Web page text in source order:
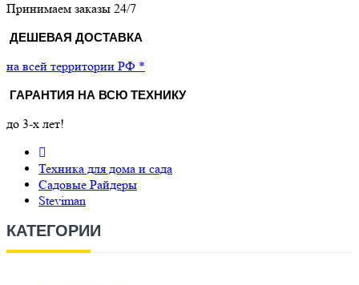
Принимаем заказы 24/7
ДЕШЕВАЯ ДОСТАВКА
на всей территории РФ *
ГАРАНТИЯ НА ВСЮ ТЕХНИКУ
до 3-х лет!
Техника для дома и сада
Садовые Райдеры
Steviman
КАТЕГОРИИ